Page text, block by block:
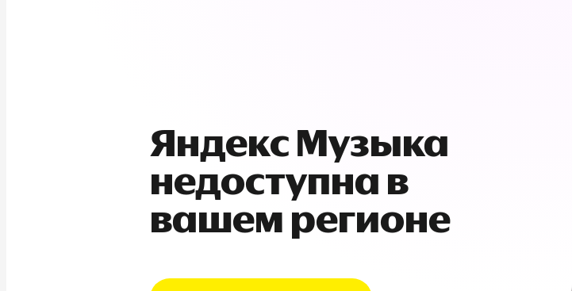
Яндекс Музыка
недоступна в
вашем регионе